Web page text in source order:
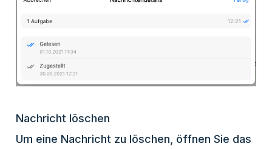
Nachricht löschen
Um eine Nachricht zu löschen, öffnen Sie das